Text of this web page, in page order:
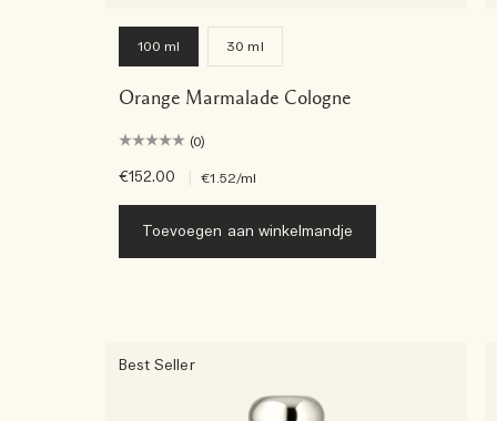
100 ml 30 ml
Orange Marmalade Cologne
(0)
€152.00 €1.52/ml
Toevoegen aan winkelmandje
Best Seller